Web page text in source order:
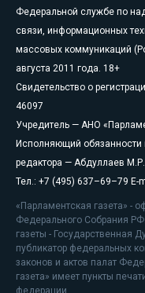
Федеральной службе по
связи, информационных
массовых коммуникаций
августа 2011 года. 18+
Свидетельство о
46097
Учредитель — АНО
Исполняющий обязанности
редактора — Абдуллаев М.Р.
Тел.: +7 (495) 637–69–79 E-
«Парламентская газета» -
Федерального Собрания
газеты - Государственная
публикатор федеральных
законов и актов палат
газета» имеет пункты
федерации.